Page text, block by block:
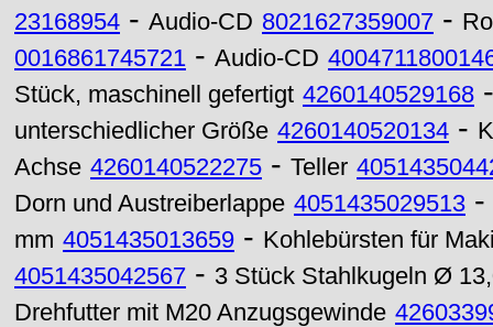
23168954 - Audio-CD 8021627359007 -
0016861745721 - Audio-CD
Stück, maschinell gefertigt 4260140529168
unterschiedlicher Größe 4260140520134 -
Achse 4260140522275 - Teller
Dorn und Austreiberlappe 4051435029513 -
mm 4051435013659 - Kohlebürsten für
4051435042567 - 3 Stück Stahlkugeln Ø
Drehfutter mit M20 Anzugsgewinde